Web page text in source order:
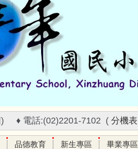
) ♦ 電話:(02)2201-7102 ( 分機表
品德教育 新生專區 畢業專區